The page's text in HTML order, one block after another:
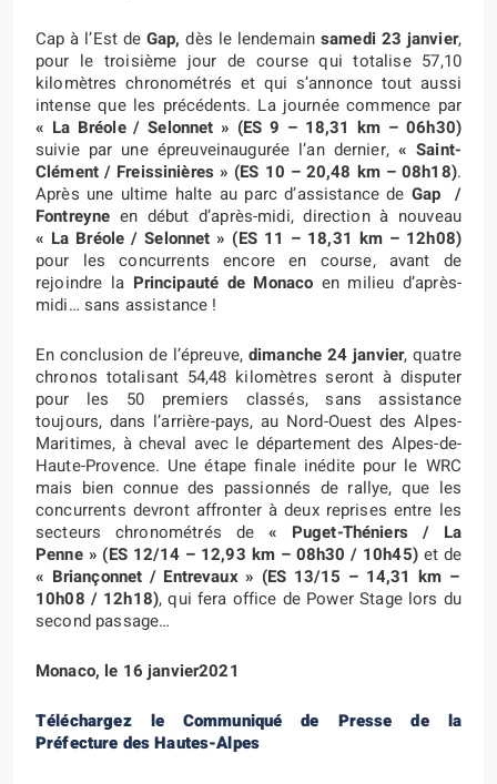
Cap à l’Est de Gap,dès le lendemain samedi 23 janvier,
pour le troisième jour de course qui totalise 57,10
kilomètres chronométrés et qui s’annonce tout aussi
intense que les précédents. La journée commence par
« La Bréole / Selonnet » (ES 9 – 18,31 km – 06h30)
suivie par une épreuveinaugurée l’an dernier,« Saint-
Clément / Freissinières » (ES 10 – 20,48 km – 08h18).
Après une ultime halte au parc d’assistance de Gap /
Fontreyne en début d’après-midi, direction à nouveau
« La Bréole / Selonnet » (ES 11 – 18,31 km – 12h08)
pour les concurrents encore en course, avant de
rejoindre la Principauté de Monaco en milieu d’après-
midi… sans assistance !
En conclusion de l’épreuve, dimanche 24 janvier, quatre
chronos totalisant 54,48 kilomètres seront à disputer
pour les 50 premiers classés, sans assistance
toujours, dans l’arrière-pays, au Nord-Ouest des Alpes-
Maritimes, à cheval avec le département des Alpes-de-
Haute-Provence. Une étape finale inédite pour le WRC
mais bien connue des passionnés de rallye, que les
concurrents devront affronter à deux reprises entre les
secteurs chronométrés de «
Puget-Théniers / La
Penne » (ES 12/14 – 12,93 km – 08h30 / 10h45) et de
« Briançonnet / Entrevaux » (ES 13/15 – 14,31 km –
10h08 / 12h18), qui fera office de Power Stage lors du
second passage…
Monaco, le 16 janvier2021
Téléchargez le Communiqué de Presse de la
Préfecture des Hautes-Alpes